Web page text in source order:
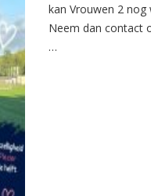
kan Vrouwen 2
Neem dan contact
…